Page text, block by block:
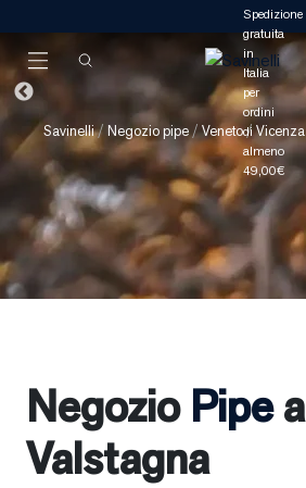
Savinelli/ Negozio pipe/Veneto/Vicenza
Negozio Pipea
Valstagna